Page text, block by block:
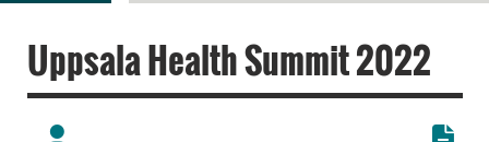
Uppsala Health Summit 2022